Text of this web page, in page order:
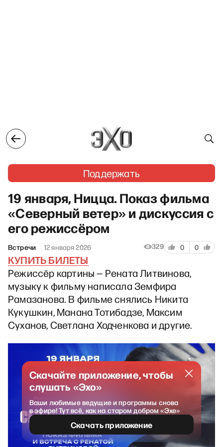
Поддержать
19 января, Ницца. Показ фильма
«Северный ветер» и дискуссия с
его режиссёром
Встречи 12 января 2026 329 0 0
КУПИТЬ БИЛЕТЫ
Режиссёр картины — Рената Литвинова,
музыку к фильму написала Земфира
Рамазанова. В фильме снялись Никита
Кукушкин, Манана Тотибадзе, Максим
Суханов, Светлана Ходченкова и другие.
Скачайте приложение, чтобы
слушать «Эхо»
Ваши любимые ведущие и программы снова
в эфире! Тут всё, как на старом добром «Эхе»
Скачать приложение